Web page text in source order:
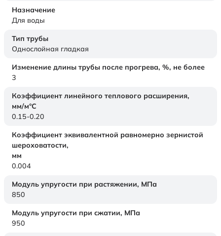
Назначение
Для воды
Тип трубы
Однослойная гладкая
Изменение длины трубы после прогрева, %, не более
3
Коэффициент линейного теплового расширения,
мм/м°С
0.15-0.20
Коэффициент эквивалентной равномерно зернистой
шероховатости,
мм
0.004
Модуль упругости при растяжении, МПа
850
Модуль упругости при сжатии, МПа
950